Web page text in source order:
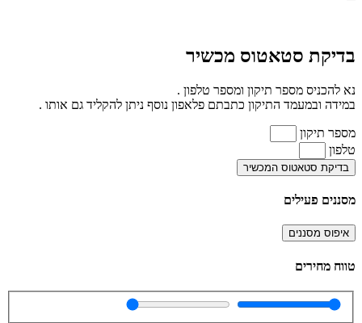
בדיקת סטאטוס מכשיר
נא להכניס מספר תיקון ומספר טלפון .
במידה ובמעמד התיקון כתבתם פלאפון נוסף ניתן להקליד גם אותו .
מספר תיקון
טלפון
בדיקת סטאטוס המכשיר
מסננים פעילים
איפוס מסננים
טווח מחירים